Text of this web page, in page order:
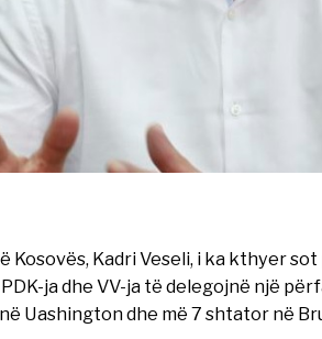
Kadri Veseli, i ka kthyer
ja dhe VV-ja të delegojnë një
Uashington dhe më 7 shtator në